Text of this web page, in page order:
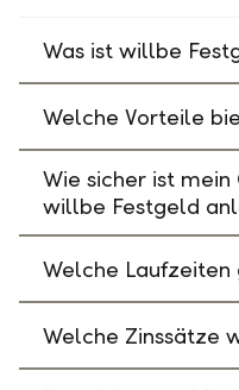
Was ist willbe
Welche Vorteile
Wie sicher ist
willbe Festgeld
Welche Laufzeiten
Welche Zinssätze